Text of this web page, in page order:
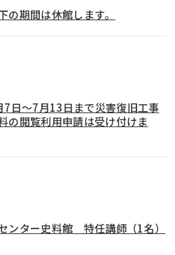
の期間は休館します。
日～7月13日まで災害復旧工事
の閲覧利用申請は受け付けま
ンター史料館 特任講師（1名）